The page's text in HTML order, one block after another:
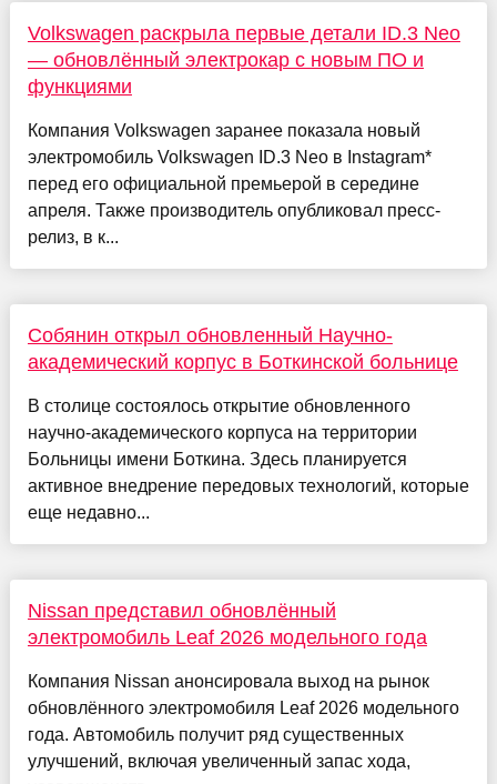
Volkswagen раскрыла первые детали ID.3 Neo
— обновлённый электрокар с новым ПО и
функциями
Компания Volkswagen заранее показала новый
электромобиль Volkswagen ID.3 Neo в Instagram*
перед его официальной премьерой в середине
апреля. Также производитель опубликовал пресс-
релиз, в к...
Собянин открыл обновленный Научно-
академический корпус в Боткинской больнице
В столице состоялось открытие обновленного
научно-академического корпуса на территории
Больницы имени Боткина. Здесь планируется
активное внедрение передовых технологий, которые
еще недавно...
Nissan представил обновлённый
электромобиль Leaf 2026 модельного года
Компания Nissan анонсировала выход на рынок
обновлённого электромобиля Leaf 2026 модельного
года. Автомобиль получит ряд существенных
улучшений, включая увеличенный запас хода,